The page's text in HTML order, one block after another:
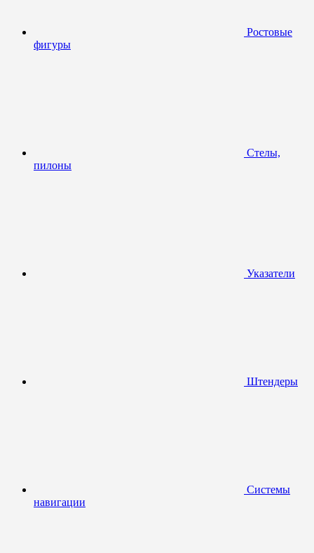
Ростовые
фигуры
Стелы,
пилоны
Указатели
Штендеры
Системы
навигации